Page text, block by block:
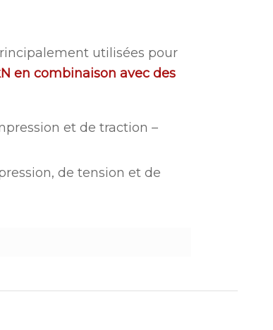
utilisées pour
en combinaison avec des
et de traction –
de tension et de